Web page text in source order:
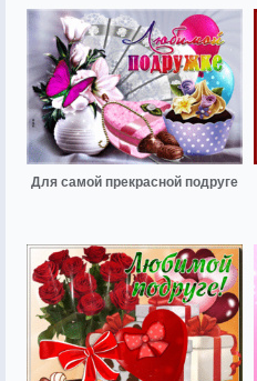
Для самой прекрасной подруге